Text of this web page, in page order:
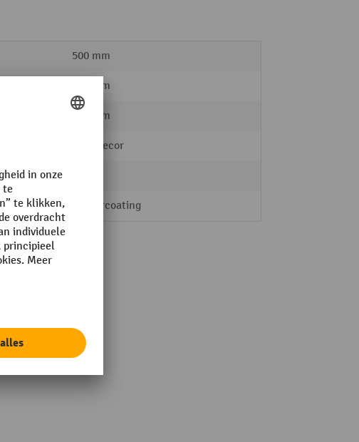
500 mm
500 mm
185 mm
Beukdecor
poedercoating